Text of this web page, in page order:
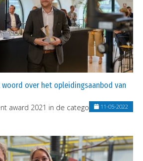
woord over het opleidingsaanbod van
award 2021 in de categorie 'opleiding'
11-05-2022